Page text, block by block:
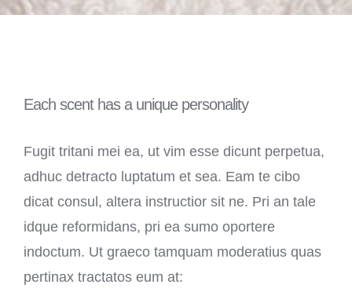
Each scent has a unique personality
Fugit tritani mei ea, ut vim esse dicunt perpetua,
adhuc detracto luptatum et sea. Eam te cibo
dicat consul, altera instructior sit ne. Pri an tale
idque reformidans, pri ea sumo oportere
indoctum. Ut graeco tamquam moderatius quas
pertinax tractatos eum at: